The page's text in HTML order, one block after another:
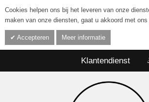
Cookies helpen ons bij het leveren van onze
maken van onze diensten, gaat u akkoord met
Accepteren Meer informatie
Klantendienst